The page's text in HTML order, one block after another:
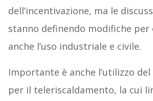
dell’incentivazione, ma le
stanno definendo modifiche per
anche l’uso industriale e civile.
Importante è anche l’utilizzo
per il teleriscaldamento, la cui